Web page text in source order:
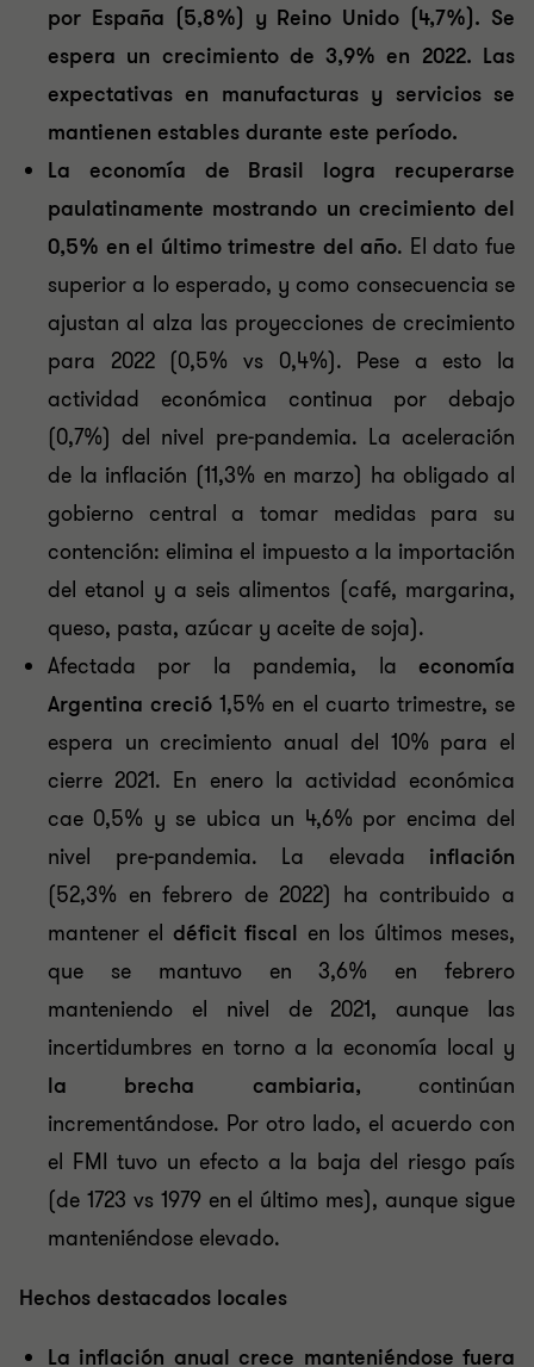
por España (5,8%) y Reino Unido (4,7%). Se
espera un crecimiento de 3,9% en 2022. Las
expectativas en manufacturas y servicios se
mantienen estables durante este período.
La economía de Brasil logra recuperarse
paulatinamente mostrando un crecimiento del
0,5% en el último trimestre del año. El dato fue
superior a lo esperado, y como consecuencia se
ajustan al alza las proyecciones de crecimiento
para 2022 (0,5% vs 0,4%). Pese a esto la
actividad económica continua por debajo
(0,7%) del nivel pre-pandemia. La aceleración
de la inflación (11,3% en marzo) ha obligado al
gobierno central a tomar medidas para su
contención: elimina el impuesto a la importación
del etanol y a seis alimentos (café, margarina,
queso, pasta, azúcar y aceite de soja).
Afectada por la pandemia, la economía
Argentina creció1,5% en el cuarto trimestre, se
espera un crecimiento anual del 10% para el
cierre 2021. En enero la actividad económica
cae 0,5% y se ubica un 4,6% por encima del
nivel pre-pandemia. La elevada inflación
(52,3% en febrero de 2022) ha contribuido a
mantener el déficit fiscal en los últimos meses,
que se mantuvo en 3,6% en febrero
manteniendo el nivel de 2021, aunque las
incertidumbres en torno a la economía local y
la brecha cambiaria, continúan
incrementándose. Por otro lado, el acuerdo con
el FMI tuvo un efecto a la baja del riesgo país
(de 1723 vs 1979 en el último mes), aunque sigue
manteniéndose elevado.
Hechos destacados locales
La inflación anual crece manteniéndose fuera